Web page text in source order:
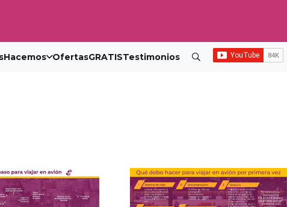
Hacemos OfertasGRATISTestimonios